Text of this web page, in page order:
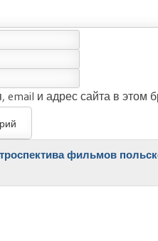
email и адрес сайта в этом
фильмов